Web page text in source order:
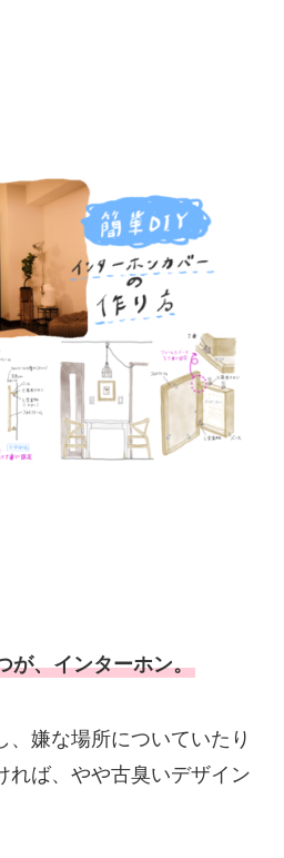
が、インターホン。
、嫌な場所についていたり
れば、やや古臭いデザイン